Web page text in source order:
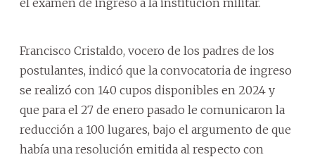
Francisco Cristaldo, vocero de los padres de los
postulantes, indicó que la convocatoria de ingreso
se realizó con 140 cupos disponibles en 2024 y
que para el 27 de enero pasado le comunicaron la
reducción a 100 lugares, bajo el argumento de que
había una resolución emitida al respecto con